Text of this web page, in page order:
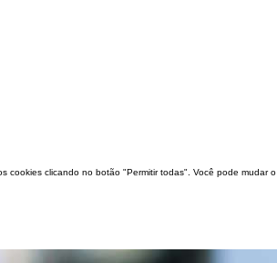
cookies clicando no botão "Permitir todas". Você pode mudar o